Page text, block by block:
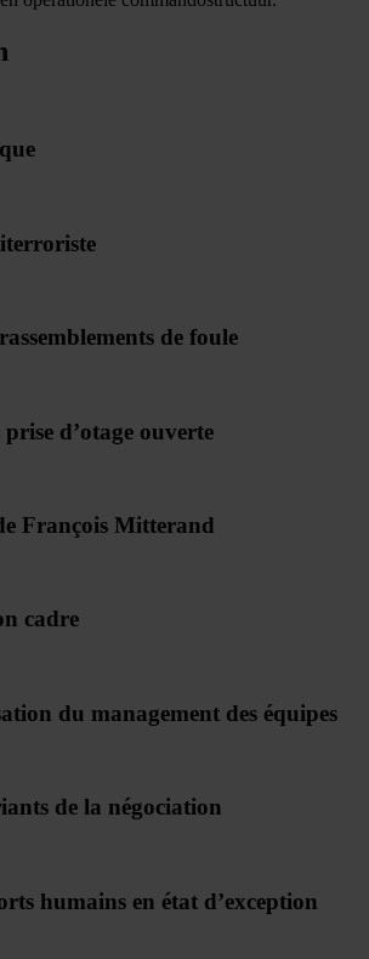
de foule
d’otage ouverte
François Mitterand
cadre
du management des équipes
de la négociation
humains en état d’exception